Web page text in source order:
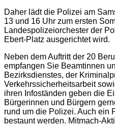
Daher lädt die Polizei am
13 und 16 Uhr zum ersten
Landespolizeiorchester der
Ebert-Platz ausgerichtet wird.
Neben dem Auftritt der 20
empfangen Sie Beamtinnen
Bezirksdienstes, der
Verkehrssicherheitsarbeit
ihren Infoständen geben die
Bürgerinnen und Bürgern
rund um die Polizei. Auch ein
bestaunt werden. Mitmach-